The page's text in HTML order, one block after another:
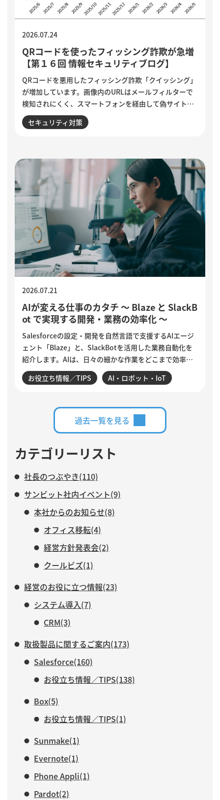
QRコードを使ったフィッシング詐欺が急増
【第１６回 情報セキュリティブログ】
2026.07.24
QRコードを悪用したフィッシング詐欺「クイッシング」
が増加しています。画像内のURLはメールフィルターで
検知されにくく、スマートフォンを経由して偽サイトへ
誘導される点が特徴です。セキュリティ意識が高い人ほ
ど狙われる巧妙な手口と、被害を防ぐために実践したい3
セキュリティ対策
AIが変える仕事のカタチ ～ Blaze と SlackB
ot で実現する開発・業務の効率化 ～
2026.07.21
Salesforceの設定・開発を自然言語で支援するAIエージ
ェント「Blaze」と、SlackBotを活用した業務自動化を
紹介します。AIは、日々の細かな作業をどこまで効率化
できるのでしょうか。設定変更やデータ確認、商談分
析、活動登録漏れの検知・入力など、サンビットで実際
業務と、人がより力を注ぐべき仕事について紹介しま
お役立ち情報／TIPS AI・ロボット・IoT
過去一覧を見る
カテゴリーリスト
社長のつぶやき(110)
サンビット社内イベント(9)
本社からのお知らせ(8)
オフィス移転(4)
経営方針発表会(2)
クールビズ(1)
経営のお役に立つ情報(23)
システム導入(7)
CRM(3)
取扱製品に関するご案内(173)
Salesforce(160)
お役立ち情報／TIPS(138)
Box(5)
お役立ち情報／TIPS(1)
Sunmake(1)
Evernote(1)
Phone Appli(1)
Pardot(2)